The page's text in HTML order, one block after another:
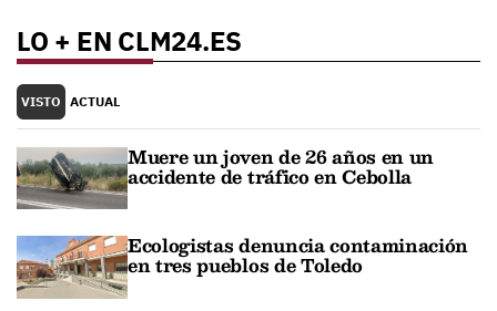
LO + EN CLM24.ES
VISTO ACTUAL
Muere un joven de 26 años en un
accidente de tráfico en Cebolla
Ecologistas denuncia contaminación
en tres pueblos de Toledo